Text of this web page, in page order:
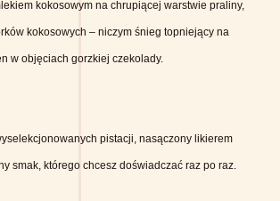
kokosowym na chrupiącej warstwie praliny,
kokosowych – niczym śnieg topniejący na
w objęciach gorzkiej czekolady.
pistacji, nasączony likierem
smak, którego chcesz doświadczać raz po raz.